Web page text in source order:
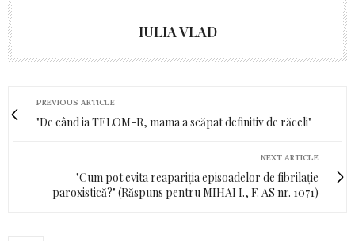
IULIA VLAD
PREVIOUS ARTICLE
"De când ia TELOM-R, mama a scăpat definitiv de răceli"
NEXT ARTICLE
"Cum pot evita reapariţia episoadelor de fibrilaţie
paroxistică?" (Răspuns pentru MIHAI I., F. AS nr. 1071)